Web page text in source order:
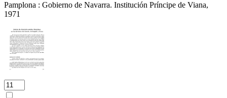
Pamplona : Gobierno de Navarra. Institución Príncipe de Viana,
1971